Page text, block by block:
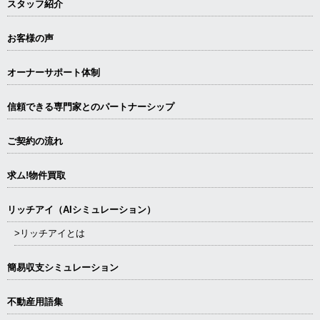
スタッフ紹介
お客様の声
オーナーサポート体制
信頼できる専⾨家とのパートナーシップ
ご契約の流れ
求ム!物件買取
リッチアイ（AIシミュレーション）
>リッチアイとは
簡易収支シミュレーション
不動産用語集